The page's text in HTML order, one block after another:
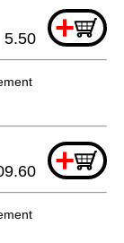
+
5.50
+